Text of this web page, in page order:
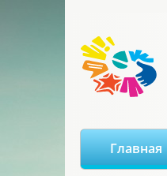
Главная